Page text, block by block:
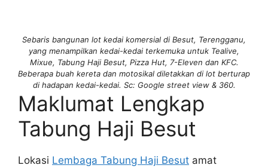
Sebaris bangunan lot kedai komersial di Besut, Terengganu,
yang menampilkan kedai-kedai terkemuka untuk Tealive,
Mixue, Tabung Haji Besut, Pizza Hut, 7-Eleven dan KFC.
Beberapa buah kereta dan motosikal diletakkan di lot berturap
di hadapan kedai-kedai. Sc: Google street view & 360.
Maklumat Lengkap
Tabung Haji Besut
Lokasi Lembaga Tabung Haji Besut amat